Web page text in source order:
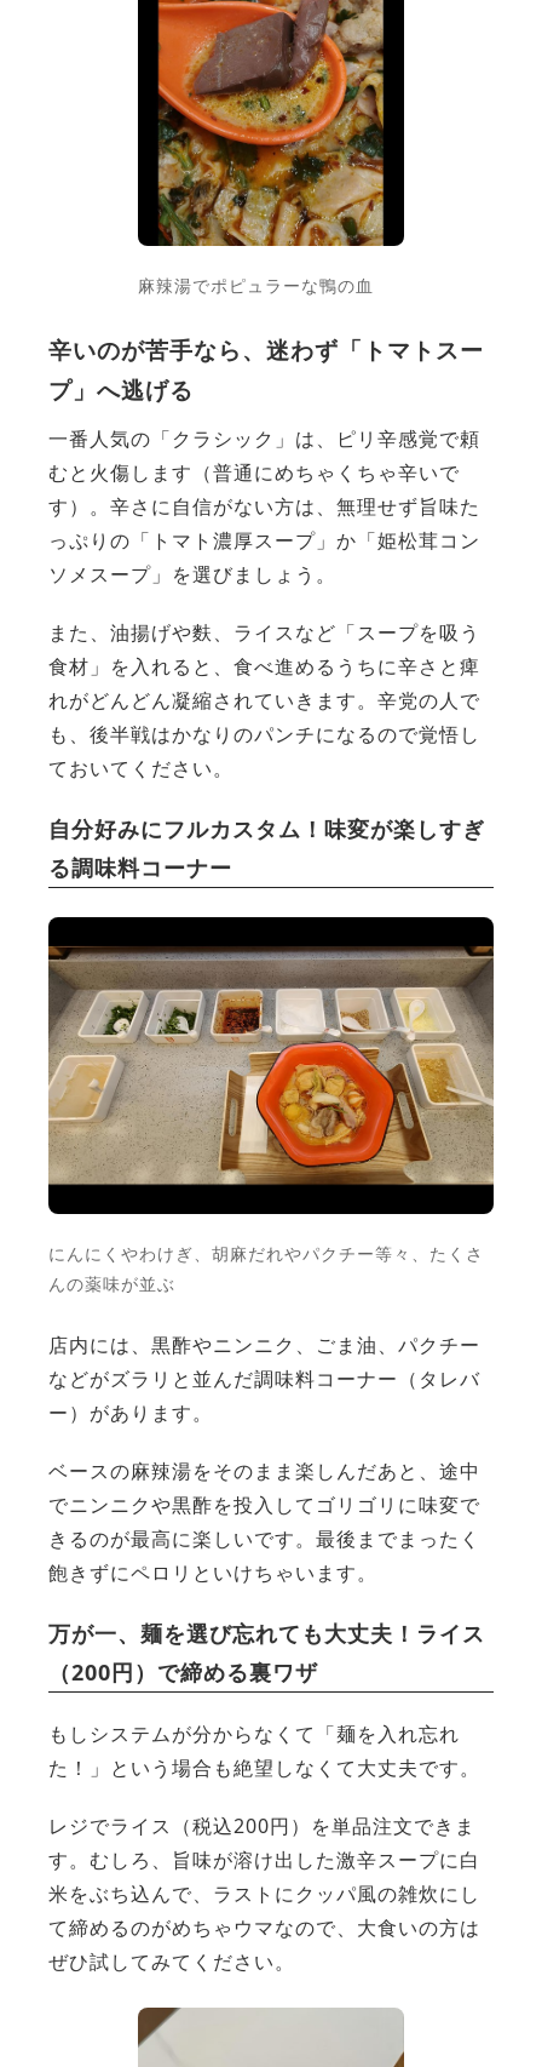
麻辣湯でポピュラーな鴨の血
辛いのが苦手なら、迷わず「トマトスー
プ」へ逃げる
一番人気の「クラシック」は、ピリ辛感覚で頼
むと火傷します（普通にめちゃくちゃ辛いで
す）。辛さに自信がない方は、無理せず旨味た
っぷりの「トマト濃厚スープ」か「姫松茸コン
ソメスープ」を選びましょう。
また、油揚げや麩、ライスなど「スープを吸う
食材」を入れると、食べ進めるうちに辛さと痺
れがどんどん凝縮されていきます。辛党の人で
も、後半戦はかなりのパンチになるので覚悟し
ておいてください。
自分好みにフルカスタム！味変が楽しすぎ
る調味料コーナー
にんにくやわけぎ、胡麻だれやパクチー等々、たくさ
んの薬味が並ぶ
店内には、黒酢やニンニク、ごま油、パクチー
などがズラリと並んだ調味料コーナー（タレバ
ー）があります。
ベースの麻辣湯をそのまま楽しんだあと、途中
でニンニクや黒酢を投入してゴリゴリに味変で
きるのが最高に楽しいです。最後までまったく
飽きずにペロリといけちゃいます。
万が一、麺を選び忘れても大丈夫！ライス
（200円）で締める裏ワザ
もしシステムが分からなくて「麺を入れ忘れ
た！」という場合も絶望しなくて大丈夫です。
レジでライス（税込200円）を単品注文できま
す。むしろ、旨味が溶け出した激辛スープに白
米をぶち込んで、ラストにクッパ風の雑炊にし
て締めるのがめちゃウマなので、大食いの方は
ぜひ試してみてください。